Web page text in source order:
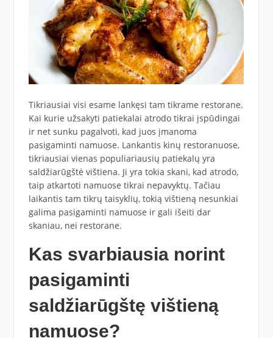
Tikriausiai visi esame lankęsi tam tikrame restorane.
Kai kurie užsakyti patiekalai atrodo tikrai įspūdingai
ir net sunku pagalvoti, kad juos įmanoma
pasigaminti namuose. Lankantis kinų restoranuose,
tikriausiai vienas populiariausių patiekalų yra
saldžiarūgštė vištiena. Ji yra tokia skani, kad atrodo,
taip atkartoti namuose tikrai nepavyktų. Tačiau
laikantis tam tikrų taisyklių, tokią vištieną nesunkiai
galima pasigaminti namuose ir gali išeiti dar
skaniau, nei restorane.
Kas svarbiausia norint
pasigaminti
saldžiarūgštę vištieną
namuose?